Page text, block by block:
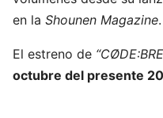
en la Shounen Magazine.
El estreno de
octubre del presente